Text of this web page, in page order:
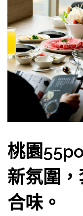
桃園
新氛圍
合味。